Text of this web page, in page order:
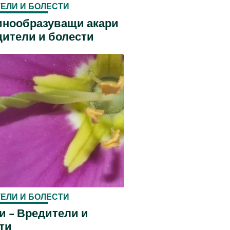
И БОЛЕСТИ
акари
и болести
И БОЛЕСТИ
- Вредители и